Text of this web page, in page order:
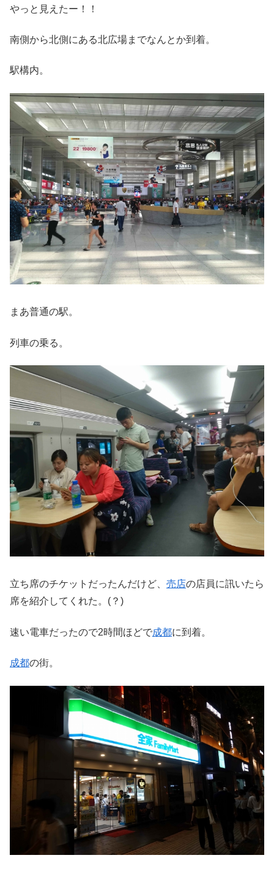
やっと見えたー！！
南側から北側にある北広場までなんとか到着。
駅構内。
まあ普通の駅。
列車の乗る。
立ち席のチケットだったんだけど、 売店の店員に訊いたら
席を紹介してくれた。(？)
速い電車だったので2時間ほどで成都に到着。
成都の街。